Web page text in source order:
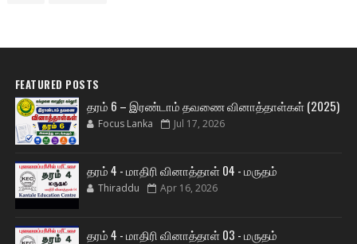
FEATURED POSTS
தரம் 6 – இரண்டாம் தவணை வினாத்தாள்கள் (2025)
Focus Lanka Jul 17, 2026
தரம் 4 - மாதிரி வினாத்தாள் 04 - மருதம்
Thiraddu Apr 16, 2026
தரம் 4 - மாதிரி வினாத்தாள் 03 - மருதம்